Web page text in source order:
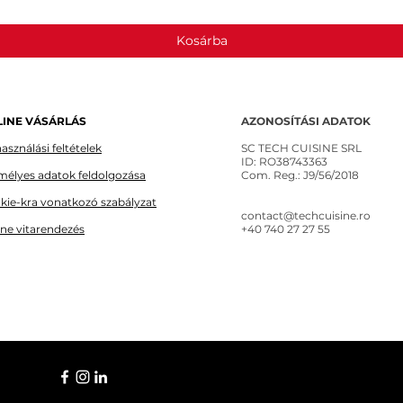
Kosárba
VÁSÁRLÁS
feltételek
adatok feldolgozása
kra vonatkozó szabályzat
vitarendezés
AZONOSÍTÁSI ADATOK
SC TECH CUISINE SRL
ID: RO38743363
Com. Reg.: J9/56/2018
contact@techcuisine.ro
+40 740 27 27 55